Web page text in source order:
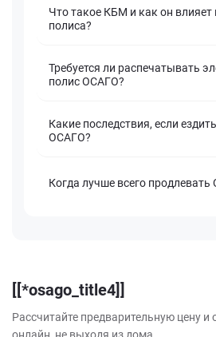
Что такое КБМ и как он влияет
полиса?
Требуется ли распечатывать
полис ОСАГО?
Какие последствия, если
ОСАГО?
Когда лучше всего
[[*osago_title4]]
Рассчитайте предварительную цену